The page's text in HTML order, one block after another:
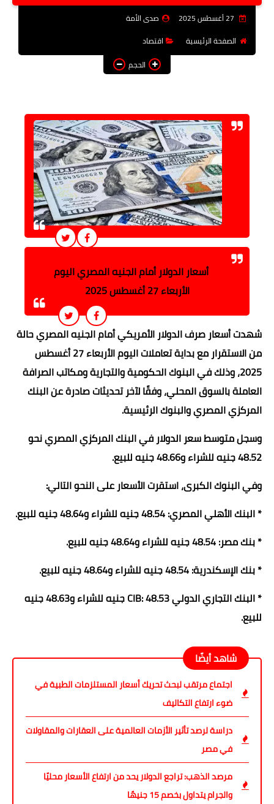
فن وثقافة
عربى ودولى
آراء وتحليلات
المزيد
صدى الأمة
الصفحة الرئيسية
اقتصاد
الحجم
أسعار الدولار أمام الجنيه المصري اليوم
الأربعاء 27 أغسطس 2025
شهدت أسعار صرف الدولار الأمريكي أمام الجنيه المصري حالة
من الاستقرار مع بداية تعاملات اليوم الأربعاء 27 أغسطس
2025، وذلك في البنوك الحكومية والتجارية ومكاتب الصرافة
العاملة بالسوق المحلي، وفقًا لآخر تحديثات صادرة عن البنك
المركزي المصري والبنوك الرئيسية.
وسجل متوسط سعر الدولار في البنك المركزي المصري نحو
48.52 جنيه للشراء و48.66 جنيه للبيع.
وفي البنوك الكبرى، استقرت الأسعار على النحو التالي:
* البنك الأهلي المصري: 48.54 جنيه للشراء و48.64 جنيه للبيع.
* بنك مصر: 48.54 جنيه للشراء و48.64 جنيه للبيع.
* بنك الإسكندرية: 48.54 جنيه للشراء و48.64 جنيه للبيع.
* البنك التجاري الدولي CIB: 48.53 جنيه للشراء و48.63 جنيه
للبيع.
شاهد أيضًا
اجتماع مرتقب لبحث تحريك أسعار المستلزمات الطبية في
ضوء ارتفاع التكاليف
دراسة لرصد تأثير الأزمات العالمية على العقارات والمقاولات
في مصر
مرصد الذهب: تراجع الدولار يحد من ارتفاع الأسعار محليًا
والجرام يتداول بخصم 15 جنيهًا